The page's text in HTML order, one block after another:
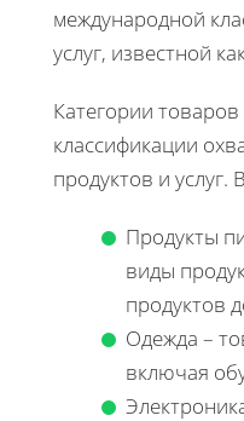
международной
услуг, известной
Категории
классификации
продуктов и
Продукты
виды
продуктов
Одежда –
включая